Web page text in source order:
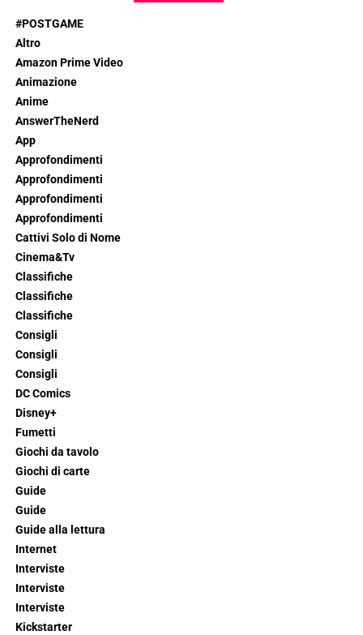
#POSTGAME
Altro
Amazon Prime Video
Animazione
Anime
AnswerTheNerd
App
Approfondimenti
Approfondimenti
Approfondimenti
Approfondimenti
Cattivi Solo di Nome
Cinema&Tv
Classifiche
Classifiche
Classifiche
Consigli
Consigli
Consigli
DC Comics
Disney+
Fumetti
Giochi da tavolo
Giochi di carte
Guide
Guide
Guide alla lettura
Internet
Interviste
Interviste
Interviste
Kickstarter